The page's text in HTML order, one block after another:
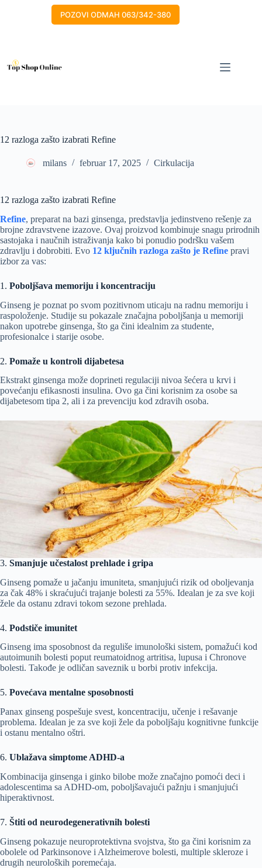
POZOVI ODMAH 063/342-380
12 razloga zašto izabrati Refine
milans februar 17, 2025 Cirkulacija
12 razloga zašto izabrati Refine
Refine, preparat na bazi ginsenga, predstavlja jedinstveno rešenje za
brojne zdravstvene izazove. Ovaj proizvod kombinuje snagu prirodnih
sastojaka i naučnih istraživanja kako bi ponudio podršku vašem
zdravlju i dobrobiti. Evo 12 ključnih razloga zašto je Refine pravi
izbor za vas:
1. Poboljšava memoriju i koncentraciju
Ginseng je poznat po svom pozitivnom uticaju na radnu memoriju i
raspoloženje. Studije su pokazale značajna poboljšanja u memoriji
nakon upotrebe ginsenga, što ga čini idealnim za studente,
profesionalce i starije osobe.
2. Pomaže u kontroli dijabetesa
Ekstrakt ginsenga može doprineti regulaciji nivoa šećera u krvi i
povećanju efikasnosti insulina. Ovo ga čini korisnim za osobe sa
dijabetesom tipa 2, ali i za prevenciju kod zdravih osoba.
3. Smanjuje učestalost prehlade i gripa
Ginseng pomaže u jačanju imuniteta, smanjujući rizik od oboljevanja
za čak 48% i skraćujući trajanje bolesti za 55%. Idealan je za sve koji
žele da ostanu zdravi tokom sezone prehlada.
4. Podstiče imunitet
Ginseng ima sposobnost da reguliše imunološki sistem, pomažući kod
autoimunih bolesti poput reumatoidnog artritisa, lupusa i Chronove
bolesti. Takođe je odličan saveznik u borbi protiv infekcija.
5. Povećava mentalne sposobnosti
Panax ginseng pospešuje svest, koncentraciju, učenje i rešavanje
problema. Idealan je za sve koji žele da poboljšaju kognitivne funkcije
i ostanu mentalno oštri.
6. Ublažava simptome ADHD-a
Kombinacija ginsenga i ginko bilobe može značajno pomoći deci i
adolescentima sa ADHD-om, poboljšavajući pažnju i smanjujući
hiperaktivnost.
7. Štiti od neurodegenerativnih bolesti
Ginseng pokazuje neuroprotektivna svojstva, što ga čini korisnim za
obolele od Parkinsonove i Alzheimerove bolesti, multiple skleroze i
drugih neuroloških poremećaja.